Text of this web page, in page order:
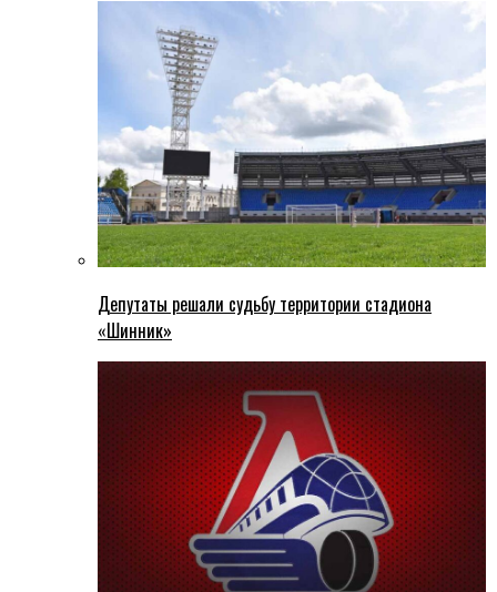
Депутаты решали судьбу территории стадиона
«Шинник»